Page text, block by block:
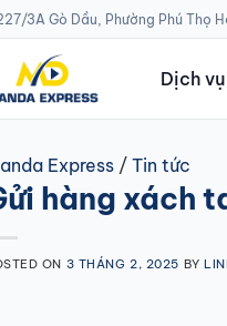
3A Gò Dầu, Phường Phú Thọ
Dịch vụ
Express / Tin tức
hàng xách
ON 3 THÁNG 2, 2025 BY